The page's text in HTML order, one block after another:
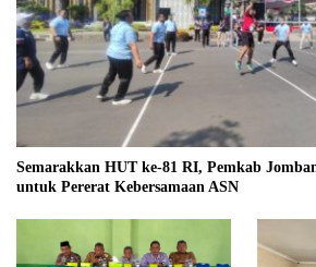
Semarakkan HUT ke-81 RI, Pemkab
untuk Pererat Kebersamaan ASN